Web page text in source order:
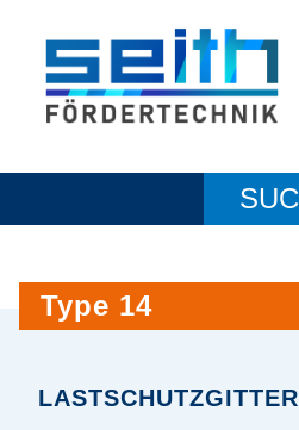
Type 14
LASTSCHUTZGITTER